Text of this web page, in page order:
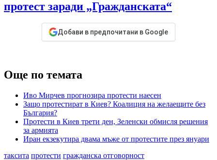
протест заради „Гражданската“
Добави в предпочитани в Google
Още по темата
Иво Мирчев прогнозира протести наесен
Защо протестират в Киев? Коалиция на желаещите без
България?
Протести в Киев трети ден, Зеленски обмисля решения
за армията
Иран екзекутира двама мъже от протестите през януари
таксита протести гражданска отговорност